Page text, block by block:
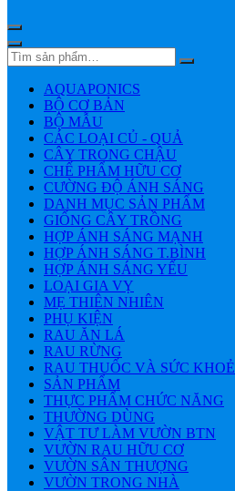
AQUAPONICS
BỘ CƠ BẢN
BỘ MẪU
CÁC LOẠI CỦ - QUẢ
CÂY TRONG CHẬU
CHẾ PHẨM HỮU CƠ
CƯỜNG ĐỘ ÁNH SÁNG
DANH MỤC SẢN PHẨM
GIỐNG CÂY TRỒNG
HỢP ÁNH SÁNG MẠNH
HỢP ÁNH SÁNG T.BÌNH
HỢP ÁNH SÁNG YẾU
LOẠI GIA VỴ
MẸ THIÊN NHIÊN
PHỤ KIỆN
RAU ĂN LÁ
RAU RỪNG
RAU THUỐC VÀ SỨC KHOẺ
SẢN PHẨM
THỰC PHẨM CHỨC NĂNG
THƯỜNG DÙNG
VẬT TƯ LÀM VƯỜN BTN
VƯỜN RAU HỮU CƠ
VƯỜN SÂN THƯỢNG
VƯỜN TRONG NHÀ